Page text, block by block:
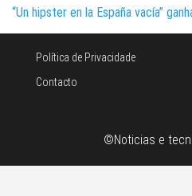
“Un hipster en la España vacía”
Política de Privacidade
Contacto
©Noticias e